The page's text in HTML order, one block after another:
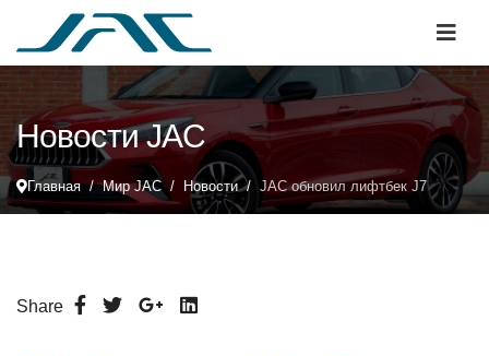
Новости JAC
Главная Мир JAC Новости JAC обновил лифтбек J7
Share